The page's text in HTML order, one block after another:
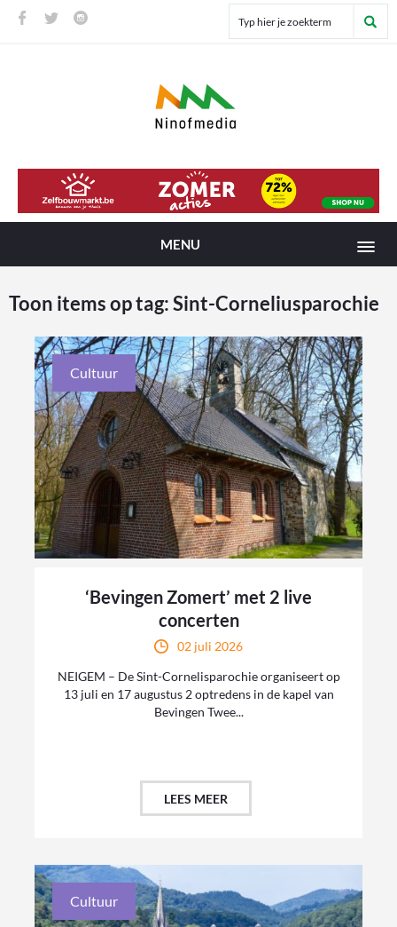
MENU
Toon items op tag:Sint-Corneliusparochie
Cultuur
‘Bevingen Zomert’ met 2 live
concerten
02 juli 2026
NEIGEM – De Sint-Cornelisparochie organiseert op
13 juli en 17 augustus 2 optredens in de kapel van
Bevingen Twee...
LEES MEER
Cultuur